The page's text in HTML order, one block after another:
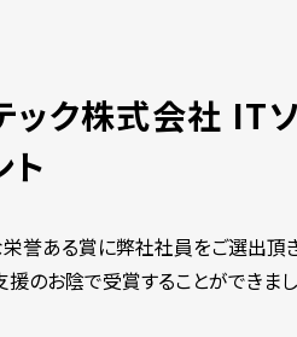
ック株式会社 IT
ト
栄誉ある賞に弊社社員をご選出頂
のお陰で受賞することができまし